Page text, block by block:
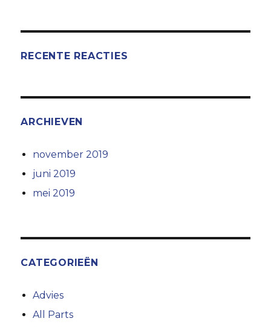
RECENTE REACTIES
ARCHIEVEN
november 2019
juni 2019
mei 2019
CATEGORIEËN
Advies
All Parts